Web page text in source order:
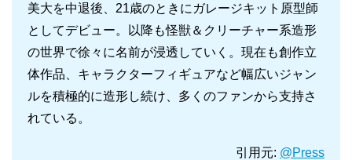
美大を中退後、21歳のときにガレージキット原型師
としてデビュー。以降も怪獣＆クリーチャー系造形
の世界で徐々に名前が浸透していく。現在も創作立
体作品、キャラクターフィギュアなど幅広いジャン
ルを積極的に造形し続け、多くのファンから支持さ
れている。
引用元: @Press